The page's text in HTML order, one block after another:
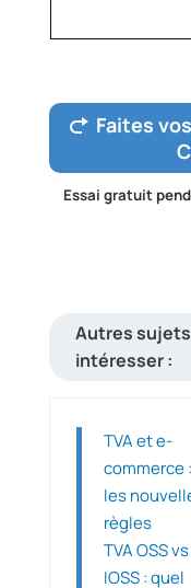
Faites
Essai gratuit
Autres
intéresser :
TVA et e-
commerce :
les
règles
TVA OSS vs
IOSS : quel